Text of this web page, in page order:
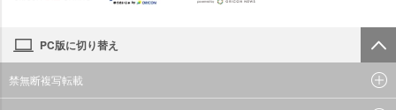
PC版に切り替え
禁無断複写転載